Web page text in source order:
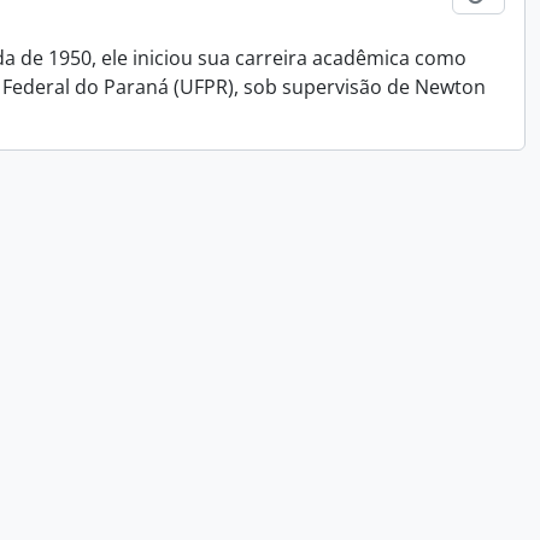
de 1950, ele iniciou sua carreira acadêmica como
do Paraná (UFPR), sob supervisão de Newton